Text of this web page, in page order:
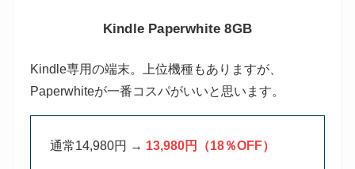
Kindle Paperwhite 8GB
Kindle専用の端末。上位機種もありますが、
Paperwhiteが一番コスパがいいと思います。
通常14,980円 → 13,980円（18％OFF）